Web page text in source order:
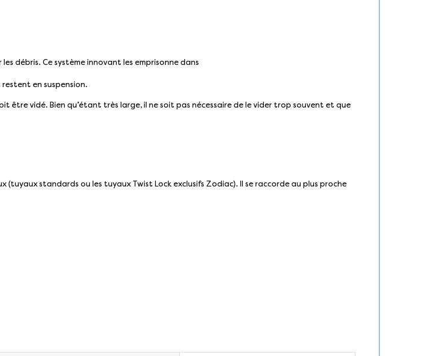
débris. Ce système innovant les emprisonne dans
en suspension.
vidé. Bien qu’étant très large, il ne soit pas nécessaire de le vider trop souvent et que
standards ou les tuyaux Twist Lock exclusifs Zodiac). Il se raccorde au plus proche